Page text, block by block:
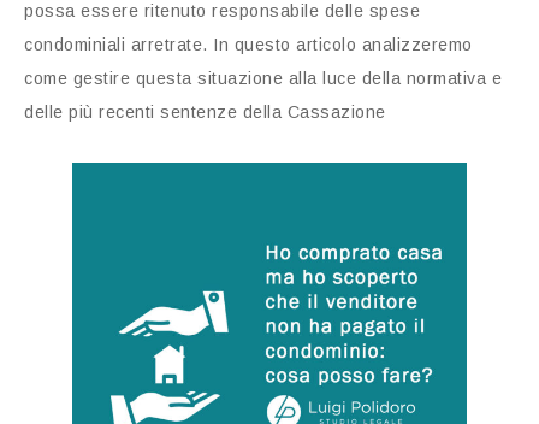
possa essere ritenuto responsabile delle spese
condominiali arretrate. In questo articolo analizzeremo
come gestire questa situazione alla luce della normativa e
delle più recenti sentenze della Cassazione